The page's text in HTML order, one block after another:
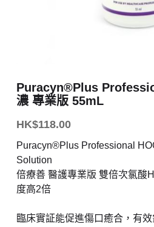
Puracyn®Plus
濃 專業版 55mL
HK$118.00
Puracyn®Plus Professional
Solution
倍療善 醫護專業版 雙倍次氯酸
度高2倍
臨床實証能促進傷口癒合，有效